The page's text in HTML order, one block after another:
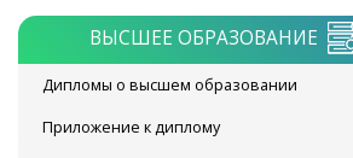
ВЫСШЕЕ ОБРАЗОВАНИЕ
Дипломы о высшем образовании
Приложение к диплому